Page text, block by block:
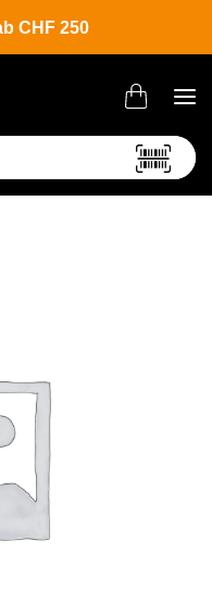
CHF 250
Haarfarbe